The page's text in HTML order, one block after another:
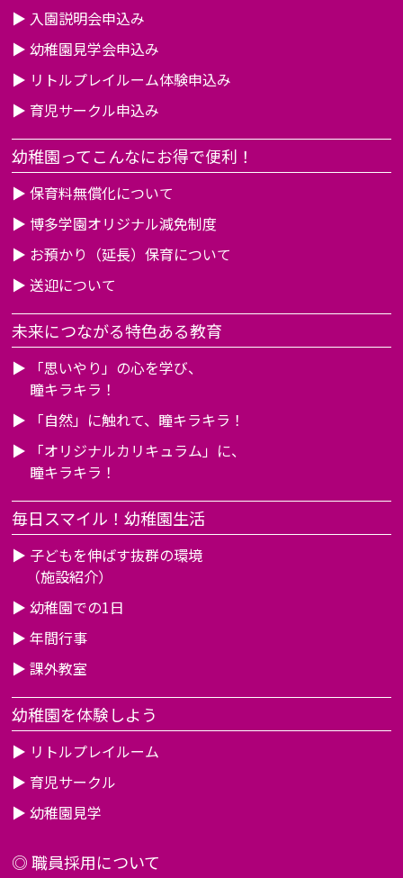
▶ 入園説明会申込み
▶幼稚園見学会申込み
▶ リトルプレイルーム体験申込み
▶ 育児サークル申込み
幼稚園ってこんなにお得で便利！
▶保育料無償化について
▶ 博多学園オリジナル減免制度
▶ お預かり（延長）保育について
▶送迎について
未来につながる特色ある教育
▶
「思いやり」の心を学び、
瞳キラキラ！
▶
「自然」に触れて、瞳キラキラ！
▶
「オリジナルカリキュラム」に、
瞳キラキラ！
毎日スマイル！幼稚園生活
▶ 子どもを伸ばす抜群の環境
（施設紹介）
▶幼稚園での1日
▶年間行事
▶課外教室
幼稚園を体験しよう
▶ リトルプレイルーム
▶ 育児サークル
▶幼稚園見学
◎職員採用について